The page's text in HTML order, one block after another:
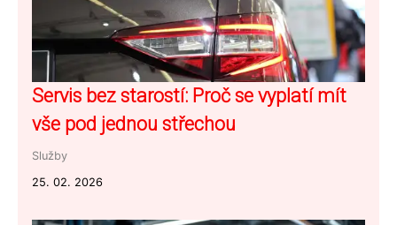
Servis bez starostí: Proč se vyplatí mít
vše pod jednou střechou
Služby
25. 02. 2026